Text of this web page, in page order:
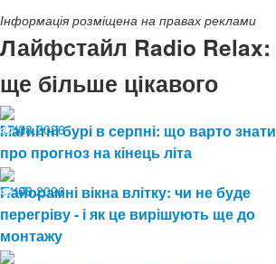
Інформація розміщена на правах реклами
Лайфстайл Radio Relax:
ще більше цікавого
07.08.2026
11
Магнітні бурі в серпні: що варто знати
про прогноз на кінець літа
04.08.2026
17
Панорамні вікна влітку: чи не буде
перегріву - і як це вирішують ще до
монтажу